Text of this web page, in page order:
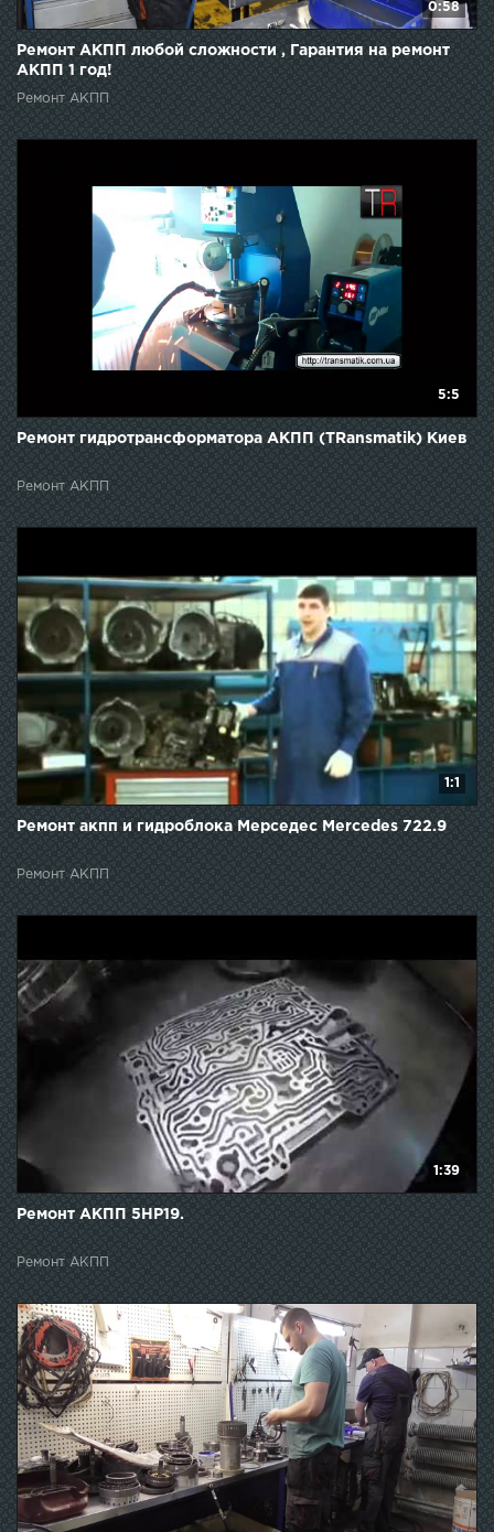
0:58
Ремонт АКПП любой сложности , Гарантия на ремонт
АКПП 1 год!
Ремонт АКПП
5:5
Ремонт гидротрансформатора АКПП (TRansmatik) Киев
Ремонт АКПП
1:1
Ремонт акпп и гидроблока Мерседес Mercedes 722.9
Ремонт АКПП
1:39
Ремонт АКПП 5НР19.
Ремонт АКПП